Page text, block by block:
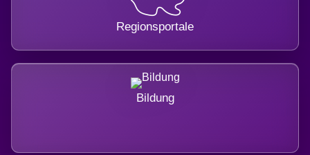
Regionsportale
Bildung